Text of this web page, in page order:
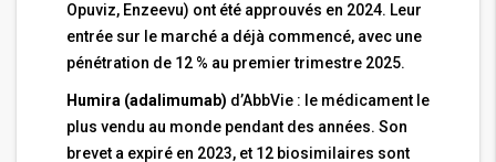
Opuviz, Enzeevu) ont été approuvés en 2024. Leur
entrée sur le marché a déjà commencé, avec une
pénétration de 12 % au premier trimestre 2025.
Humira (adalimumab) d’AbbVie : le médicament le
plus vendu au monde pendant des années. Son
brevet a expiré en 2023, et 12 biosimilaires sont